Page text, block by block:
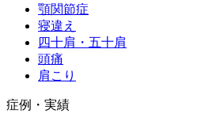
顎関節症
寝違え
四十肩・五十肩
頭痛
肩こり
症例・実績